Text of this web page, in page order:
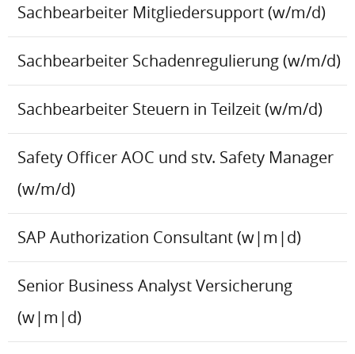
Sachbearbeiter Mitgliedersupport (w/m/d)
Sachbearbeiter Schadenregulierung (w/m/d)
Sachbearbeiter Steuern in Teilzeit (w/m/d)
Safety Officer AOC und stv. Safety Manager
(w/m/d)
SAP Authorization Consultant (w|m|d)
Senior Business Analyst Versicherung
(w|m|d)